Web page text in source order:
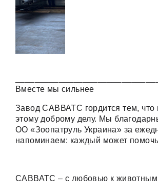
Вместе мы сильнее
Завод САВВАТС гордится тем, что
этому доброму делу. Мы
ОО «Зоопатруль Украина» за
напоминаем: каждый может
САВВАТС – с любовью к